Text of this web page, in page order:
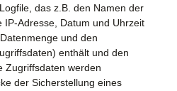
das z.B. den Namen der
Adresse, Datum und Uhrzeit
und den
enthält und den
Zugriffsdaten werden
der Sicherstellung eines